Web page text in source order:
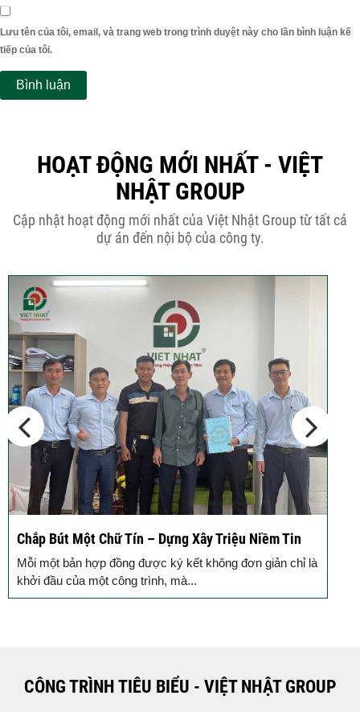
Lưu tên của tôi, email, và trang web trong trình duyệt này cho lần bình luận kế
tiếp của tôi.
HOẠT ĐỘNG MỚI NHẤT - VIỆT
NHẬT GROUP
Cập nhật hoạt động mới nhất của Việt Nhật Group từ tất cả
dự án đến nội bộ của công ty.
Chắp Bút Một Chữ Tín – Dựng Xây Triệu Niềm Tin
Mỗi một bản hợp đồng được ký kết không đơn giản chỉ là
khởi đầu của một công trình, mà...
CÔNG TRÌNH TIÊU BIỂU - VIỆT NHẬT GROUP